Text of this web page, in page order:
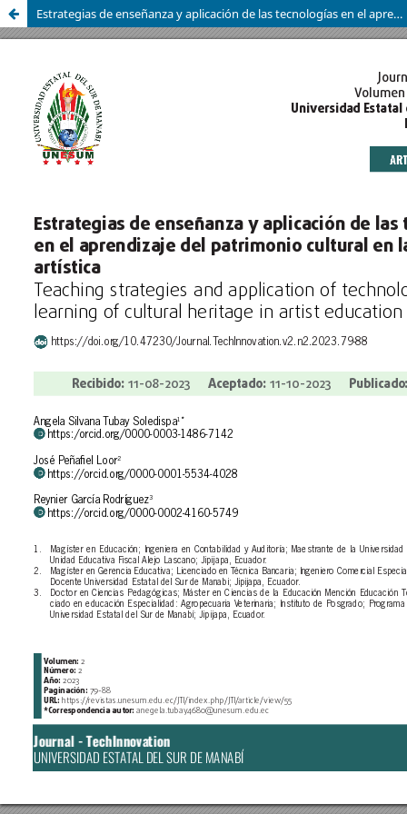
Estrategias de enseñanza y aplicación de las tecnologías en el aprendizaje del patrimonio cultural en la educación artística